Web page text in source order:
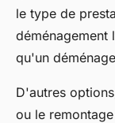
le type de
déménagement
qu'un
D'autres
ou le